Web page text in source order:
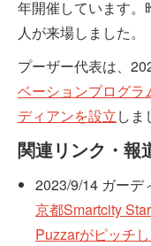
年開催しています
人が来場しました。
プーザー代表は、
ベーションプログラ
ディアンを設立しま
関連リンク・報
2023/9/14 ガーデ
京都Smartcity
Puzzarがピッチし